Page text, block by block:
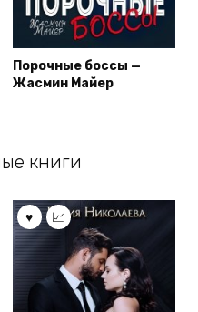
Порочные боссы —
Жасмин Майер
книги